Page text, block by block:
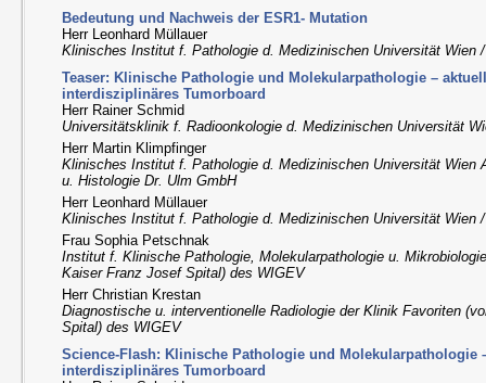
Bedeutung und Nachweis der ESR1- Mutation
Herr Leonhard Müllauer
Klinisches Institut f. Pathologie d. Medizinischen Universität Wien
Teaser: Klinische Pathologie und Molekularpathologie –
interdisziplinäres Tumorboard
Herr Rainer Schmid
Universitätsklinik f. Radioonkologie d. Medizinischen Universität
Herr Martin Klimpfinger
Klinisches Institut f. Pathologie d. Medizinischen Universität Wien
u. Histologie Dr. Ulm GmbH
Herr Leonhard Müllauer
Klinisches Institut f. Pathologie d. Medizinischen Universität Wien
Frau Sophia Petschnak
Institut f. Klinische Pathologie, Molekularpathologie u.
Kaiser Franz Josef Spital) des WIGEV
Herr Christian Krestan
Diagnostische u. interventionelle Radiologie der Klinik Favoriten
Spital) des WIGEV
Science-Flash: Klinische Pathologie und Molekularpathologie
interdisziplinäres Tumorboard